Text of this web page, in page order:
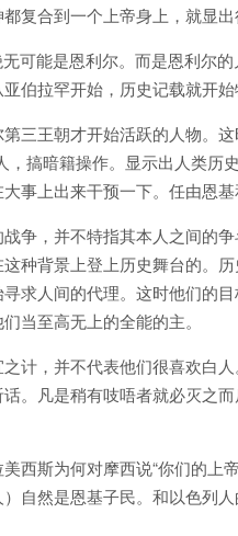
复合到一个上帝身上，就显出
可能是恩利尔。而是恩利尔
伯拉罕开始，历史记载就开始
三王朝才开始活跃的人物。
，搞暗籍操作。显示出人类
事上出来干预一下。任由恩基
争，并不特指其本人之间的
种背景上登上历史舞台的。
求人间的代理。这时他们的
当至高无上的全能的主。
计，并不代表他们很喜欢白
。凡是稍有吱唔者就必灭之
西斯为何对摩西说“你们的上
自然是恩基子民。和以色列